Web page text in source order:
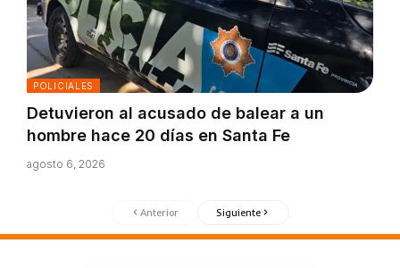
POLICIALES
Detuvieron al acusado de balear a un
hombre hace 20 días en Santa Fe
agosto 6, 2026
Anterior Siguiente